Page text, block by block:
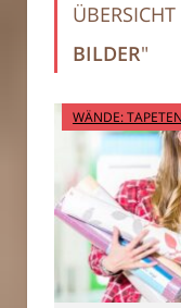
BILDER"
WÄNDE: